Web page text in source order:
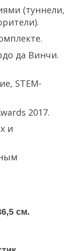
(туннели,
да Винчи.
STEM-
2017.
и
см.